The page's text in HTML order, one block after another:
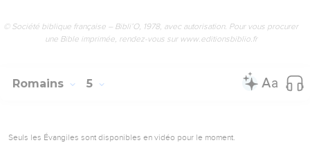
© Société biblique française – Bibli’O, 1978, avec autorisation. Pour vous procurer
une Bible imprimée, rendez-vous sur www.editionsbiblio.fr
Romains 5
Seuls les Évangiles sont disponibles en vidéo pour le moment.